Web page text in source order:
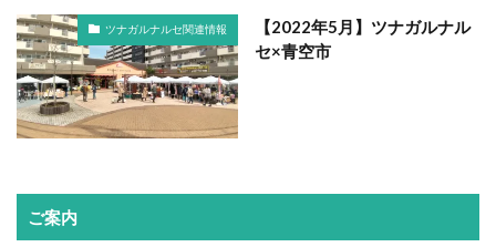
ツナガルナルセ関連情報
【2022年5月】ツナガルナル
セ×青空市
ご案内